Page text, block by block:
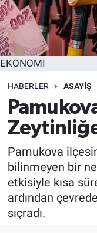
EKONOMİ
HABERLER ASAYİŞ
Zeytinliğe
Pamukova
bilinmeyen bir
etkisiyle kısa
ardından
sıçradı.
EĞİTİM
MAGAZİN
ÖZEL HABER
HALK54